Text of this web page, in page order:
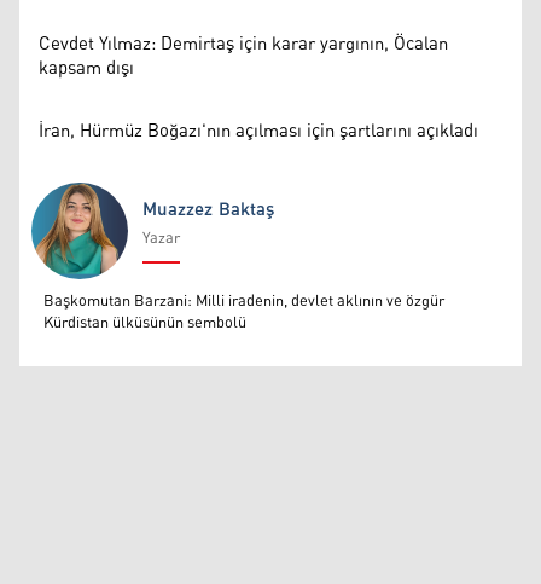
Cevdet Yılmaz: Demirtaş için karar yargının, Öcalan
kapsam dışı
İran, Hürmüz Boğazı'nın açılması için şartlarını açıkladı
Muazzez Baktaş
Muazzez Baktaş
Yazar
Başkomutan Barzani: Milli iradenin, devlet aklının ve özgür
Kürdistan ülküsünün sembolü